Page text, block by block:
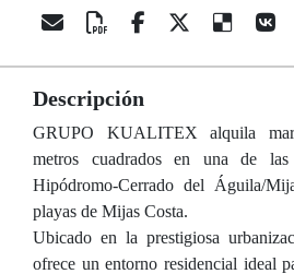
Descripción
GRUPO KUALITEX alquila
metros cuadrados en una de las
Hipódromo-Cerrado del Águila/
playas de Mijas Costa.
Ubicado en la prestigiosa
ofrece un entorno residencial ideal